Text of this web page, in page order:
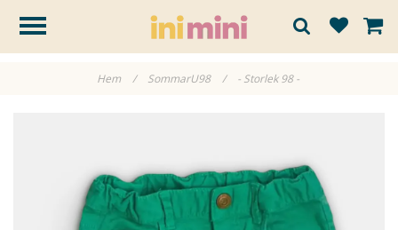
Hem / SommarU98 / - Storlek 98 -